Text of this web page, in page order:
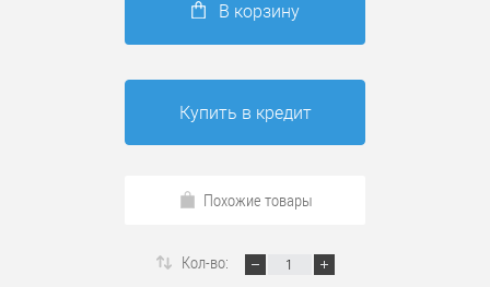
В корзину
Купить в кредит
Похожие товары
Кол-во: